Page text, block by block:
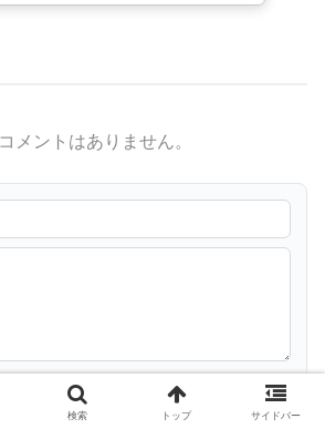
メントはありません。
書き込む
検索 トップ サイドバー